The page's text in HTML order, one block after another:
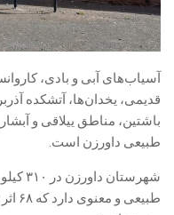
آسیاب‌های آبی و بادی،
قدیمی، یخدان‌ها، آتشکده
باشتین، مناطق ییلاقی و
طبیعی داورزن است.